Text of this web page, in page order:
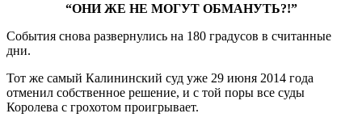
“ОНИ ЖЕ НЕ МОГУТ ОБМАНУТЬ?!”
События снова развернулись на 180 градусов в считанные
дни.
Тот же самый Калининский суд уже 29 июня 2014 года
отменил собственное решение, и с той поры все суды
Королева с грохотом проигрывает.